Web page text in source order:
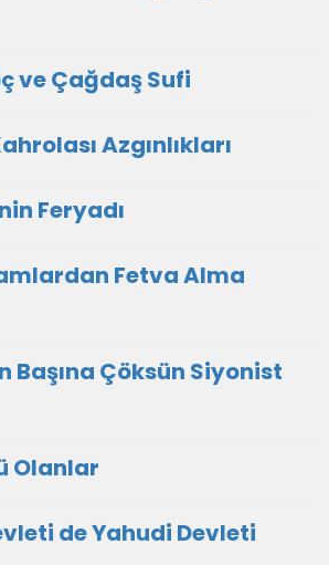
ve Çağdaş Sufi
Azgınlıkları
Feryadı
Fetva Alma
Başına Çöksün Siyonist
Olanlar
de Yahudi Devleti